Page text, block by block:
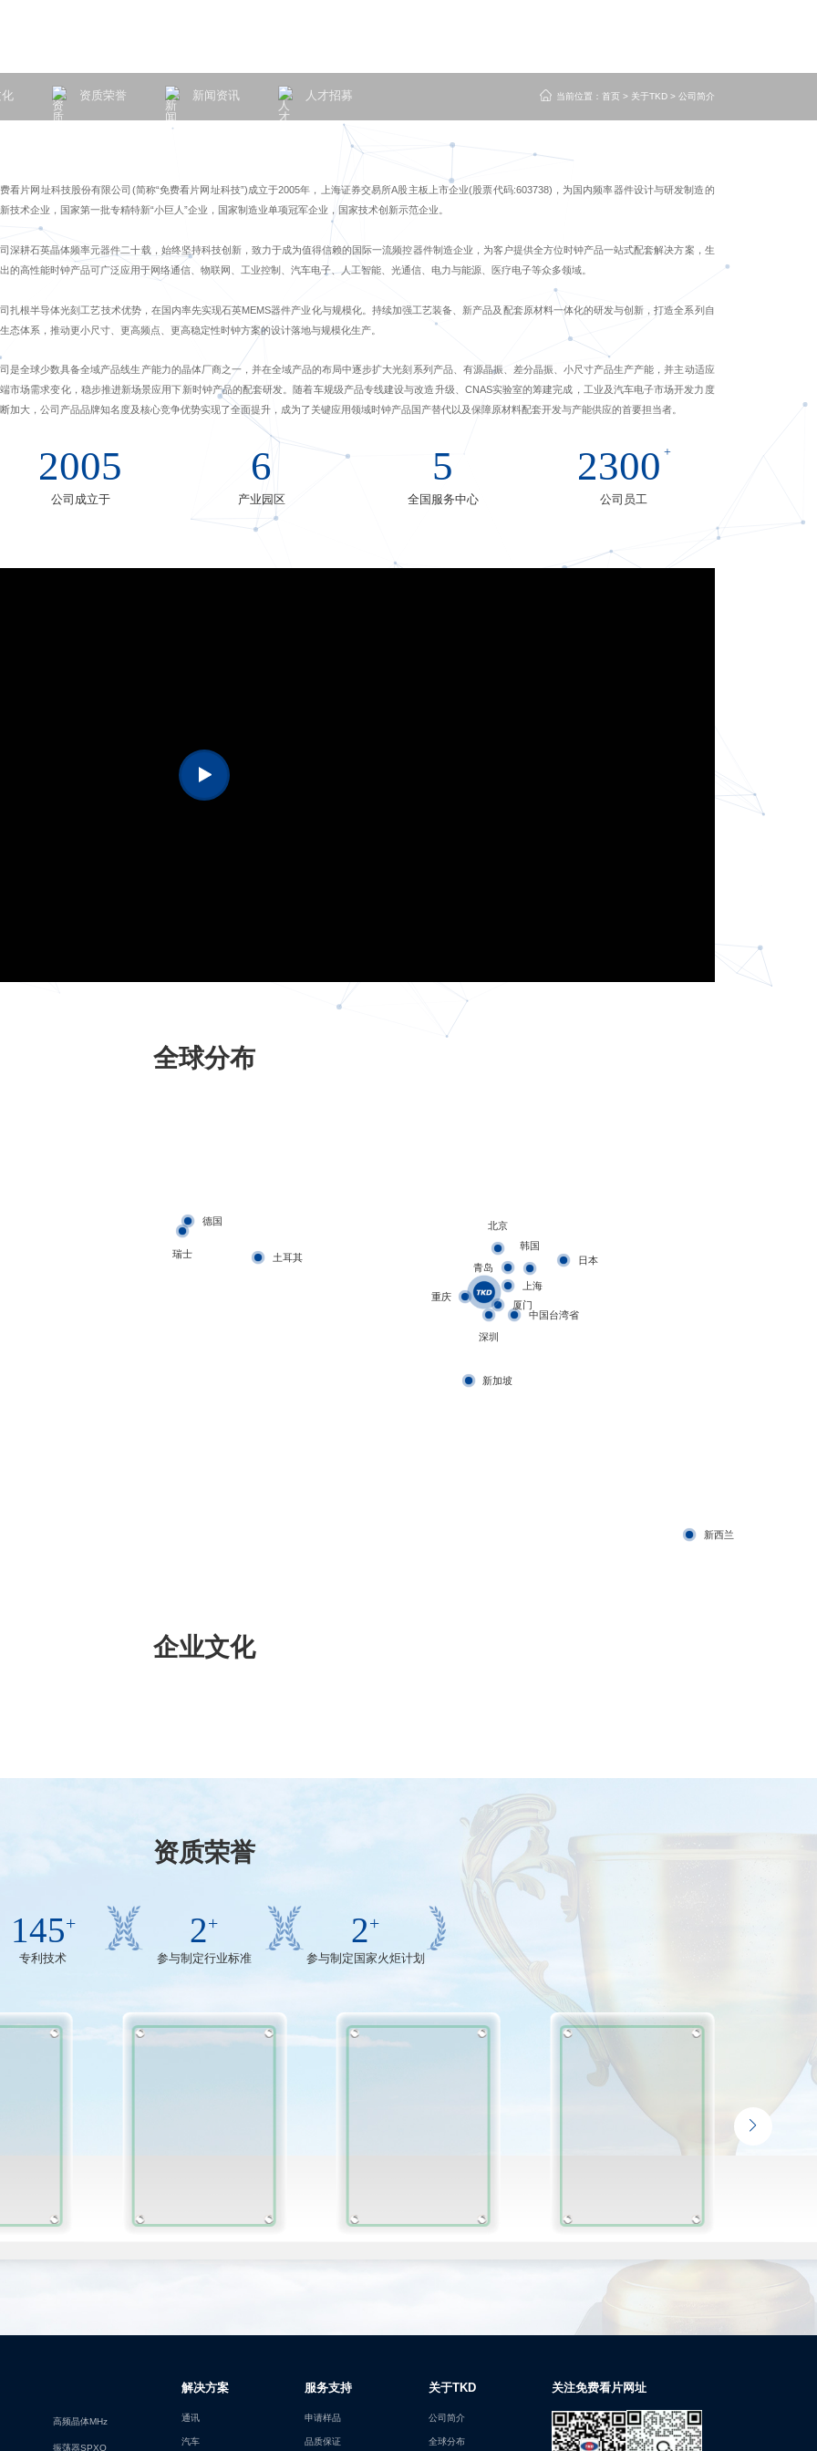
资质荣誉 新闻资讯 人才招募 当前位置： 首页 > 关于TKD>公司简介
看片网址科技股份有限公司(简称“免费看片网址科技”)成立于2005年，上海证券交易所A股主板上市企业(股票代码:603738)，为国内频率器件设计与研发制造的
技术企业，国家第一批专精特新“小巨人”企业，国家制造业单项冠军企业，国家技术创新示范企业。
深耕石英晶体频率元器件二十载，始终坚持科技创新，致力于成为值得信赖的国际一流频控器件制造企业，为客户提供全方位时钟产品一站式配套解决方案，生
的高性能时钟产品可广泛应用于网络通信、物联网、工业控制、汽车电子、人工智能、光通信、电力与能源、医疗电子等众多领域。
扎根半导体光刻工艺技术优势，在国内率先实现石英MEMS器件产业化与规模化。持续加强工艺装备、新产品及配套原材料一体化的研发与创新，打造全系列自
态体系，推动更小尺寸、更高频点、更高稳定性时钟方案的设计落地与规模化生产。
是全球少数具备全域产品线生产能力的晶体厂商之一，并在全域产品的布局中逐步扩大光刻系列产品、有源晶振、差分晶振、小尺寸产品生产产能，并主动适应
市场需求变化，稳步推进新场景应用下新时钟产品的配套研发。随着车规级产品专线建设与改造升级、CNAS实验室的筹建完成，工业及汽车电子市场开发力度
加大，公司产品品牌知名度及核心竞争优势实现了全面提升，成为了关键应用领域时钟产品国产替代以及保障原材料配套开发与产能供应的首要担当者。
2005
公司成立于
6
产业园区
5
全国服务中心
2300 +
公司员工
全球分布
德国
瑞士 土耳其
新加坡
中国台湾省
厦门
上海
日本
韩国
北京
重庆
青岛
深圳
新西兰
企业文化
资质荣誉
145+
专利技术
2+
参与制定行业标准
2+
参与制定国家火炬计划
高频晶体MHz
振荡器SPXO
解决方案
通讯
汽车
服务支持
申请样品
品质保证
关于TKD
公司简介
全球分布
关注免费看片网址